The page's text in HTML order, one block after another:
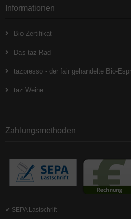
Informationen
Bio-Zertifikat
Das taz Rad
tazpresso - der fair gehandelte Bio-
taz Weine
Zahlungsmethoden
✔ SEPA Lastschrift